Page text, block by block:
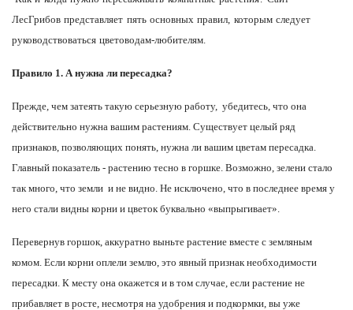
ЛесГрибов представляет пять основных правил, которым следует
руководствоваться цветоводам-любителям.
Правило 1. А нужна ли пересадка?
Прежде, чем затеять такую серьезную работу, убедитесь, что она
действительно нужна вашим растениям. Существует целый ряд
признаков, позволяющих понять, нужна ли вашим цветам пересадка.
Главный показатель - растению тесно в горшке. Возможно, зелени стало
так много, что земли и не видно. Не исключено, что в последнее время у
него стали видны корни и цветок буквально «выпрыгивает».
Перевернув горшок, аккуратно выньте растение вместе с земляным
комом. Если корни оплели землю, это явный признак необходимости
пересадки. К месту она окажется и в том случае, если растение не
прибавляет в росте, несмотря на удобрения и подкормки, вы уже